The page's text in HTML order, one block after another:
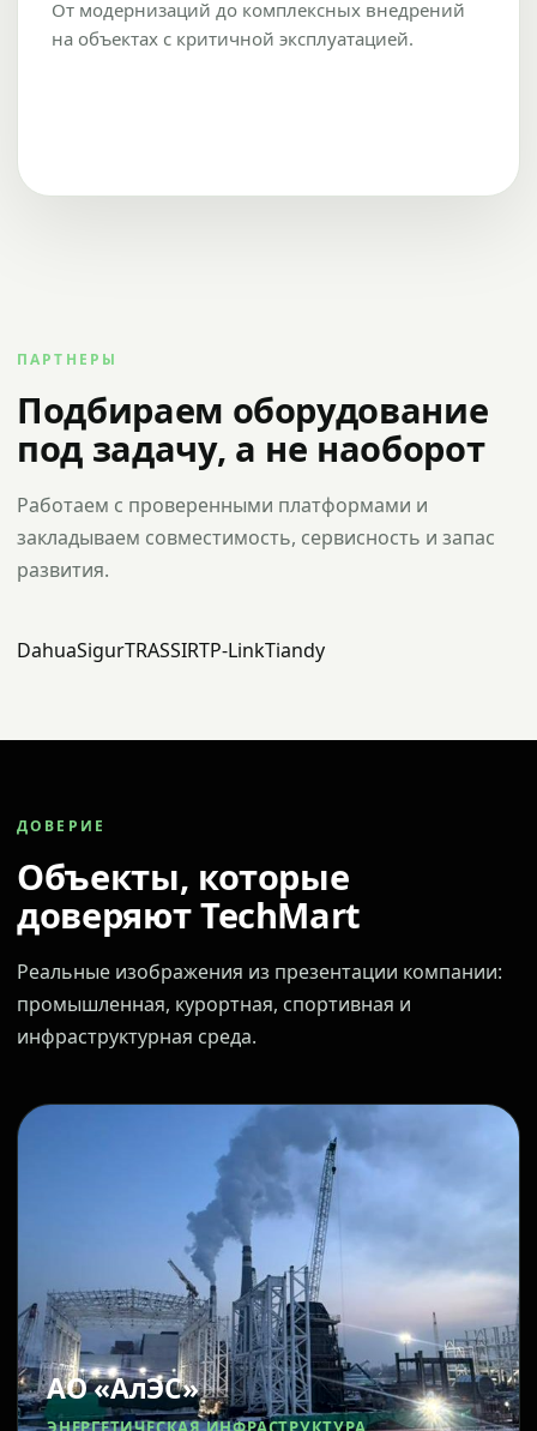
От модернизаций до комплексных внедрений
на объектах с критичной эксплуатацией.
ПАРТНЕРЫ
Подбираем оборудование
под задачу, а не наоборот
Работаем с проверенными платформами и
закладываем совместимость, сервисность и запас
развития.
DahuaSigurTRASSIRTP-LinkTiandy
ДОВЕРИЕ
Объекты, которые
доверяют TechMart
Реальные изображения из презентации компании:
промышленная, курортная, спортивная и
инфраструктурная среда.
АО «АлЭС»